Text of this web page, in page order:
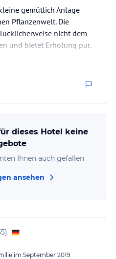
gemütlich Anlage
Pflanzenwelt. Die
nicht dem
und bietet Erholung pur.
Außerhalb des
Touristen
wo es kleine
gibt.
dieses Hotel keine
Ihnen auch gefallen
ansehen
)
im September 2019